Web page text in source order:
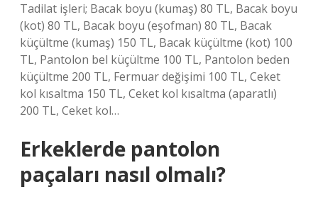
Tadilat işleri; Bacak boyu (kumaş) 80 TL, Bacak boyu
(kot) 80 TL, Bacak boyu (eşofman) 80 TL, Bacak
küçültme (kumaş) 150 TL, Bacak küçültme (kot) 100
TL, Pantolon bel küçültme 100 TL, Pantolon beden
küçültme 200 TL, Fermuar değişimi 100 TL, Ceket
kol kısaltma 150 TL, Ceket kol kısaltma (aparatlı)
200 TL, Ceket kol…
Erkeklerde pantolon
paçaları nasıl olmalı?